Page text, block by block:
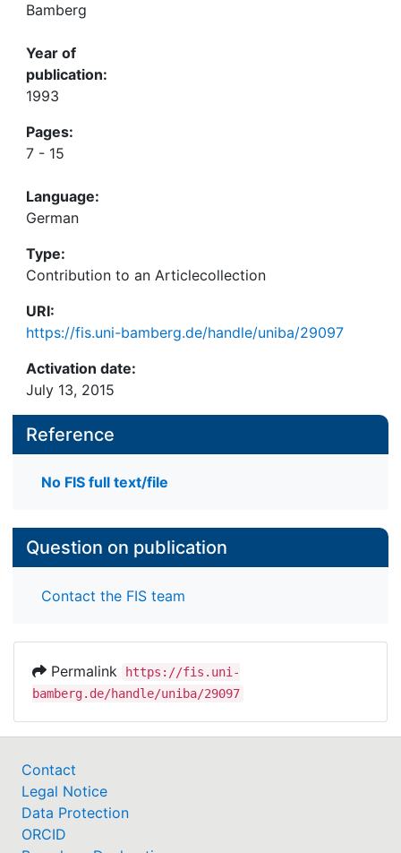
Bamberg
Year of
publication:
1993
Pages:
7 - 15
Language:
German
Type:
Contribution to an Articlecollection
URI:
https://fis.uni-bamberg.de/handle/uniba/29097
Activation date:
July 13, 2015
Reference
No FIS full text/file
Question on publication
Contact the FIS team
Permalink
https://fis.uni-
bamberg.de/handle/uniba/29097
Contact
Legal Notice
Data Protection
ORCID